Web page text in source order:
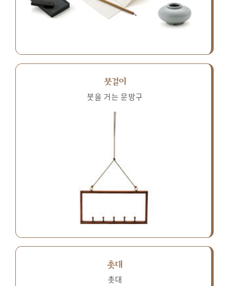
붓걸이
붓을 거는 문방구
촛대
촛대